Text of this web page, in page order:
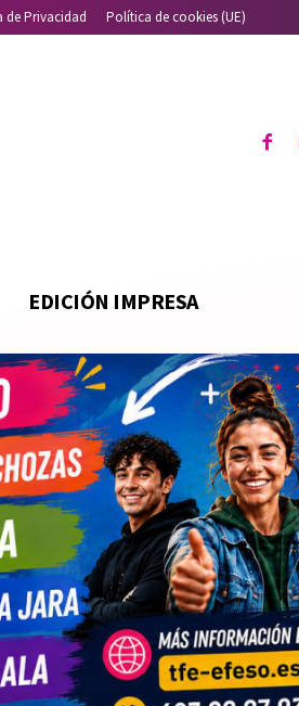
de Privacidad Política de cookies (UE)
EDICIÓN IMPRESA